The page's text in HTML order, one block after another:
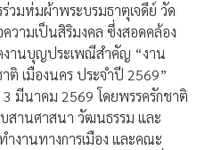
วมห่มผ้าพระบรมธาตุเจดีย์ วัด
วามเป็นสิริมงคล ซึ่งสอดคล้อง
งานบุญประเพณีสำคัญ “งาน
เมืองนคร ประจำปี 2569”
มีนาคม 2569 โดยพรรครักชาติ
สานศาสนา วัฒนธรรม และ
งานทางการเมือง และคณะ